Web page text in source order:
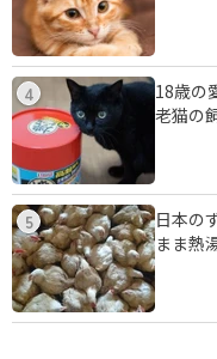
4
18歳の
老猫の
5
日本の
まま熱